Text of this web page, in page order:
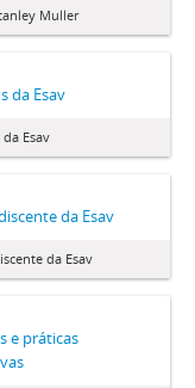
Muller
da Esav
Esav
da Esav
da Esav
e práticas